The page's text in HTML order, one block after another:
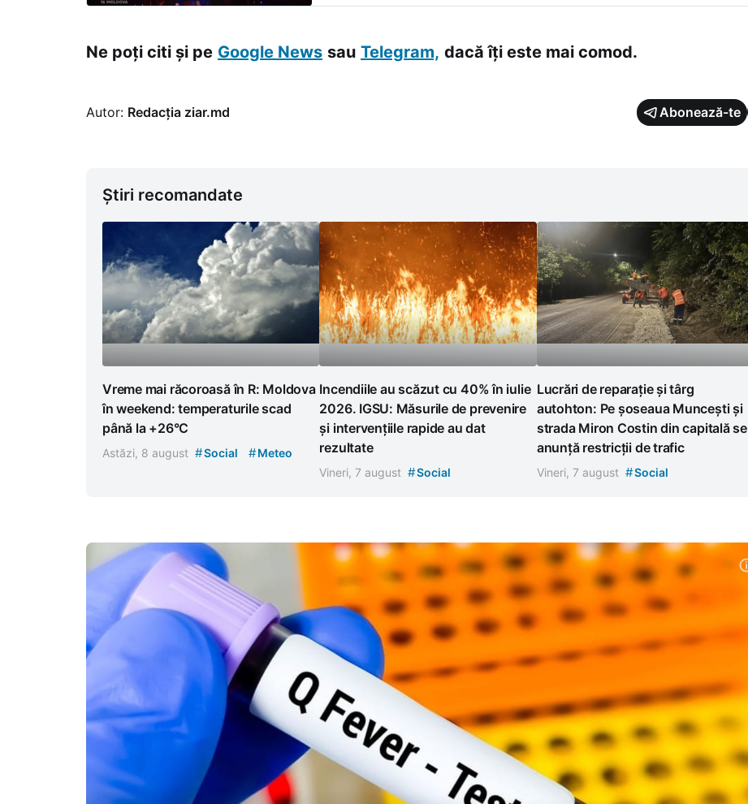
Ne poți citi și pe Google News sau Telegram, dacă îți este mai comod.
Autor: Redacția ziar.md Abonează-te
Știri recomandate
Vreme mai răcoroasă în R: Moldova
în weekend: temperaturile scad
până la +26°C
Astăzi, 8 august #Social #Meteo
Incendiile au scăzut cu 40% în iulie
2026. IGSU: Măsurile de prevenire
și intervențiile rapide au dat
rezultate
Vineri, 7 august #Social
Lucrări de reparație și târg
autohton: Pe șoseaua Muncești și
strada Miron Costin din capitală se
anunță restricții de trafic
Vineri, 7 august #Social